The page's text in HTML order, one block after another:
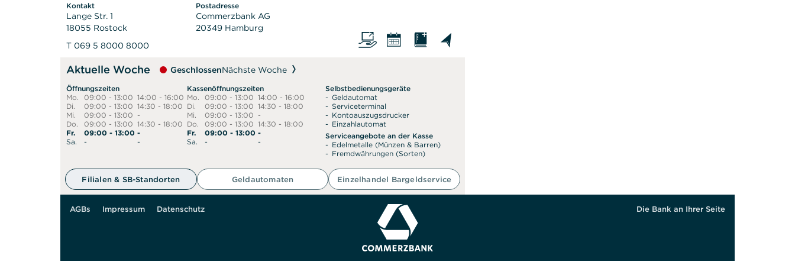
Kontakt
Lange Str. 1
18055 Rostock
T 069 5 8000 8000
Postadresse
Commerzbank AG
20349 Hamburg
Aktuelle Woche GeschlossenNächste Woche
Öffnungszeiten
Mo.
09:00 - 13:00 14:00 - 16:00
Di.
09:00 - 13:00 14:30 - 18:00
Mi.
09:00 - 13:00 -
Do.
09:00 - 13:00 14:30 - 18:00
Fr. 09:00 - 13:00 -
Sa. - -
Kassenöffnungszeiten
Mo.
09:00 - 13:00 14:00 - 16:00
Di.
09:00 - 13:00 14:30 - 18:00
Mi.
09:00 - 13:00 -
Do.
09:00 - 13:00 14:30 - 18:00
Fr. 09:00 - 13:00 -
Sa. - -
Selbstbedienungsgeräte
Geldautomat
Serviceterminal
Kontoauszugsdrucker
Einzahlautomat
Serviceangebote an der Kasse
Edelmetalle (Münzen & Barren)
Fremdwährungen (Sorten)
Filialen & SB-Standorten Geldautomaten Einzelhandel Bargeldservice
AGBs Impressum Datenschutz Die Bank an Ihrer Seite